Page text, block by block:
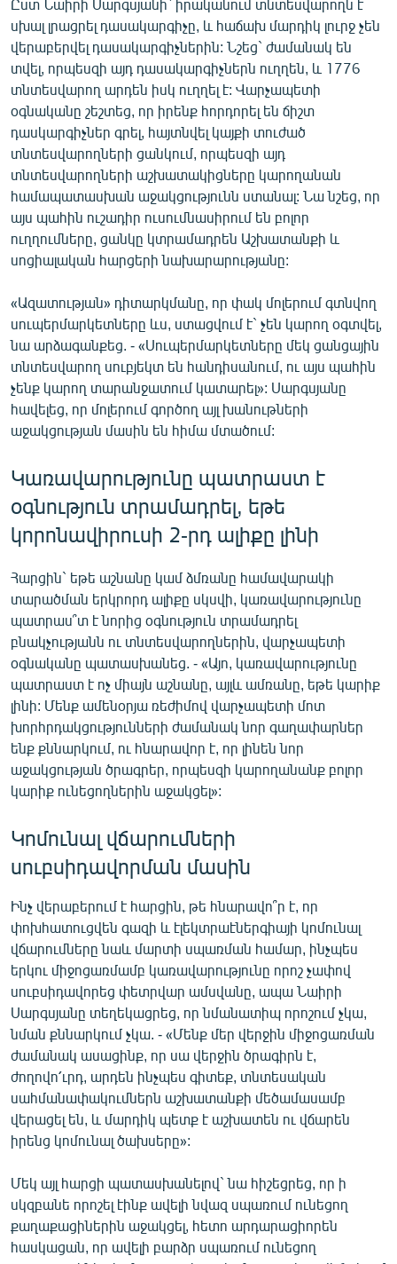
Ըստ Նաիրի Սարգսյանի` իրականում տնտեսվարողն է
սխալ լրացրել դասակարգիչը, և հաճախ մարդիկ լուրջ չեն
վերաբերվել դասակարգիչներին: Նշեց` ժամանակ են
տվել, որպեսզի այդ դասակարգիչներն ուղղեն, և 1776
տնտեսվարող արդեն իսկ ուղղել է: Վարչապետի
օգնականը շեշտեց, որ իրենք հորդորել են ճիշտ
դասկարգիչներ գրել, հայտնվել կայքի տուժած
տնտեսվարողների ցանկում, որպեսզի այդ
տնտեսվարողների աշխատակիցները կարողանան
համապատասխան աջակցությունն ստանալ: Նա նշեց, որ
այս պահին ուշադիր ուսումնասիրում են բոլոր
ուղղումները, ցանկը կտրամադրեն Աշխատանքի և
սոցիալական հարցերի նախարարությանը:
«Ազատության» դիտարկմանը, որ փակ մոլերում գտնվող
սուպերմարկետները ևս, ստացվում է` չեն կարող օգտվել,
նա արձագանքեց. - «Սուպերմարկետները մեկ ցանցային
տնտեսվարող սուբյեկտ են հանդիսանում, ու այս պահին
չենք կարող տարանջատում կատարել»: Սարգսյանը
հավելեց, որ մոլերում գործող այլ խանութների
աջակցության մասին են հիմա մտածում:
Կառավարությունը պատրաստ է
օգնություն տրամադրել, եթե
կորոնավիրուսի 2-րդ ալիքը լինի
Հարցին` եթե աշնանը կամ ձմռանը համավարակի
տարածման երկրորդ ալիքը սկսվի, կառավարությունը
պատրաս՞տ է նորից օգնություն տրամադրել
բնակչությանն ու տնտեսվարողներին, վարչապետի
օգնականը պատասխանեց. - «Այո, կառավարությունը
պատրաստ է ոչ միայն աշնանը, այլև ամռանը, եթե կարիք
լինի: Մենք ամենօրյա ռեժիմով վարչապետի մոտ
խորհրդակցությունների ժամանակ նոր գաղափարներ
ենք քննարկում, ու հնարավոր է, որ լինեն նոր
աջակցության ծրագրեր, որպեսզի կարողանանք բոլոր
կարիք ունեցողներին աջակցել»:
Կոմունալ վճարումների
սուբսիդավորման մասին
Ինչ վերաբերում է հարցին, թե հնարավո՞ր է, որ
փոխհատուցվեն գազի և էլեկտրաէներգիայի կոմունալ
վճարումները նաև մարտի սպառման համար, ինչպես
երկու միջոցառմամբ կառավարությունը որոշ չափով
սուբսիդավորեց փետրվար ամսվանը, ապա Նաիրի
Սարգսյանը տեղեկացրեց, որ նմանատիպ որոշում չկա,
նման քննարկում չկա. - «Մենք մեր վերջին միջոցառման
ժամանակ ասացինք, որ սա վերջին ծրագիրն է,
ժողովո՛ւրդ, արդեն ինչպես գիտեք, տնտեսական
սահմանափակումներն աշխատանքի մեծամասամբ
վերացել են, և մարդիկ պետք է աշխատեն ու վճարեն
իրենց կոմունալ ծախսերը»:
Մեկ այլ հարցի պատասխանելով` նա հիշեցրեց, որ ի
սկզբանե որոշել էինք ավելի նվազ սպառում ունեցող
քաղաքացիներին աջակցել, հետո արդարացիորեն
հասկացան, որ ավելի բարձր սպառում ունեցող